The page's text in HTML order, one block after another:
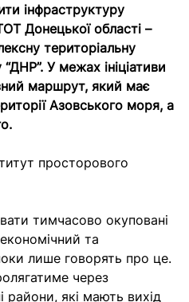
інфраструктуру
Донецької області –
територіальну
У межах ініціативи
маршрут, який має
Азовського моря, а
просторового
тимчасово окуповані
та
лише говорять про це.
через
райони, які мають вихід